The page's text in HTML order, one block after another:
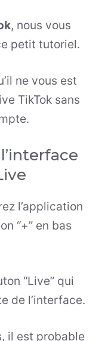
, nous vous
petit tutoriel.
ne vous est
TikTok sans
l’application
“+” en bas
“Live” qui
de l’interface.
il est probable